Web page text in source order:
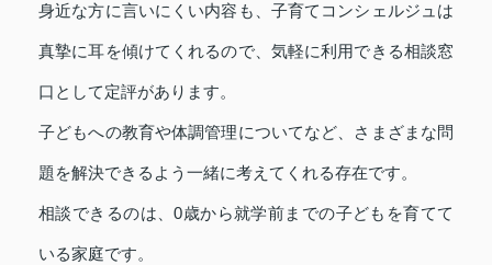
身近な方に言いにくい内容も、子育てコンシェルジュは
真摯に耳を傾けてくれるので、気軽に利用できる相談窓
口として定評があります。
子どもへの教育や体調管理についてなど、さまざまな問
題を解決できるよう一緒に考えてくれる存在です。
相談できるのは、0歳から就学前までの子どもを育てて
いる家庭です。